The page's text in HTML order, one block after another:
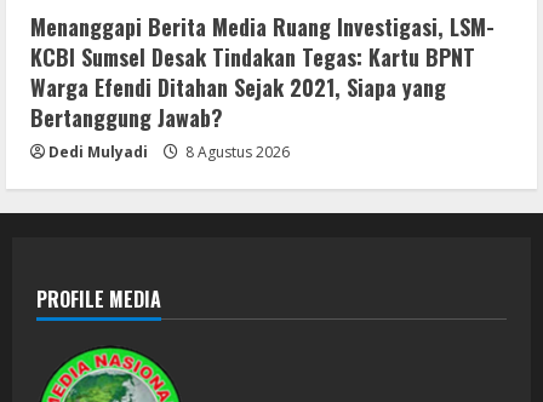
Menanggapi Berita Media Ruang Investigasi, LSM-
KCBI Sumsel Desak Tindakan Tegas: Kartu BPNT
Warga Efendi Ditahan Sejak 2021, Siapa yang
Bertanggung Jawab?
Dedi Mulyadi 8 Agustus 2026
PROFILE MEDIA